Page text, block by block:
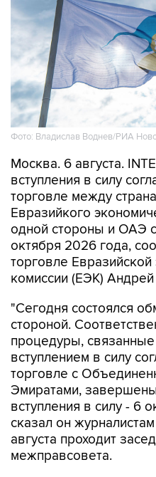
Фото: Владислав Воднев/РИА
Москва. 6 августа.
вступления в силу
торговле между
Евразийкого
одной стороны и ОАЭ
октября 2026 года,
торговле
комиссии (ЕЭК)
"Сегодня состоялся
стороной.
процедуры,
вступлением в силу
торговле с
Эмиратами,
вступления в силу - 6
сказал он
августа проходит
межправсовета.